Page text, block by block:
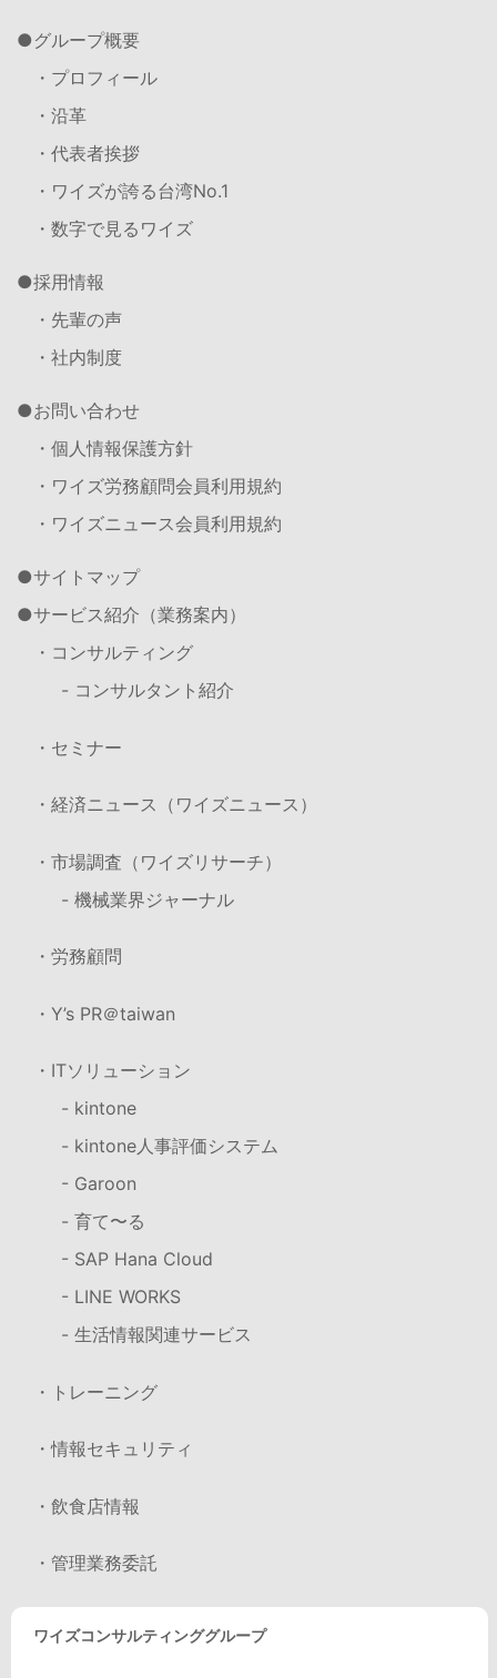
グループ概要
・プロフィール
・沿革
・代表者挨拶
・ワイズが誇る台湾No.1
・数字で見るワイズ
採用情報
・先輩の声
・社内制度
お問い合わせ
・個人情報保護方針
・ワイズ労務顧問会員利用規約
・ワイズニュース会員利用規約
サイトマップ
サービス紹介（業務案内）
・コンサルティング
- コンサルタント紹介
・セミナー
・経済ニュース（ワイズニュース）
・市場調査（ワイズリサーチ）
- 機械業界ジャーナル
・労務顧問
・Y’s PR＠taiwan
・ITソリューション
- kintone
- kintone人事評価システム
- Garoon
- 育て〜る
- SAP Hana Cloud
- LINE WORKS
- 生活情報関連サービス
・トレーニング
・情報セキュリティ
・飲食店情報
・管理業務委託
ワイズコンサルティンググループ